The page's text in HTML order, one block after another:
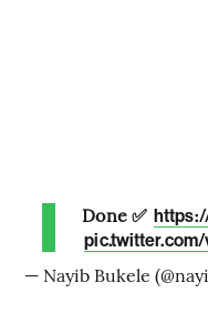
Done ✅
— Nayib Bukele